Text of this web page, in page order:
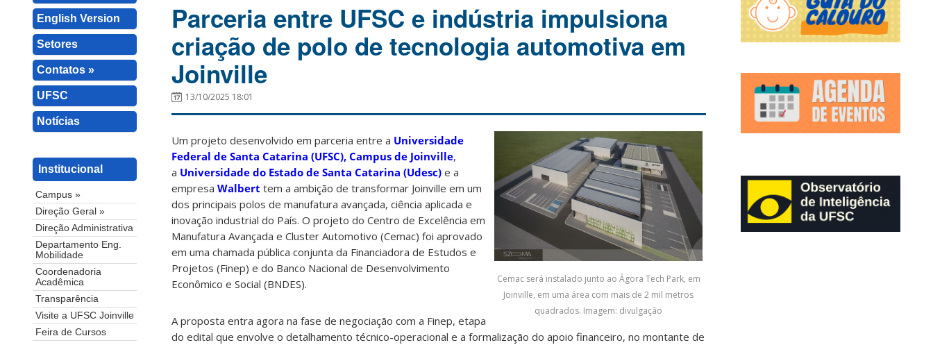
English Version
Setores
Contatos »
UFSC
Notícias
Institucional
Campus »
Direção Geral »
Direção Administrativa
Departamento Eng.
Mobilidade
Coordenadoria
Acadêmica
Transparência
Visite a UFSC Joinville
Feira de Cursos
Parceria entre UFSC e indústria impulsiona
criação de polo de tecnologia automotiva em
Joinville
13/10/2025 18:01
Cemac será instalado junto ao Ágora Tech Park, em
Joinville, em uma área com mais de 2 mil metros
quadrados. Imagem: divulgação
Um projeto desenvolvido em parceria entre a Universidade
Federal de Santa Catarina (UFSC), Campus de Joinville,
a Universidade do Estado de Santa Catarina (Udesc) e a
empresa Walbert tem a ambição de transformar Joinville em um
dos principais polos de manufatura avançada, ciência aplicada e
inovação industrial do País. O projeto do Centro de Excelência em
Manufatura Avançada e Cluster Automotivo (Cemac) foi aprovado
em uma chamada pública conjunta da Financiadora de Estudos e
Projetos (Finep) e do Banco Nacional de Desenvolvimento
Econômico e Social (BNDES).
A proposta entra agora na fase de negociação com a Finep, etapa
do edital que envolve o detalhamento técnico-operacional e a formalização do apoio financeiro, no montante de